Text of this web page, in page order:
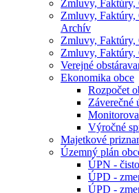
Zmluvy,
Zmluvy, Faktúry,
Archív
Zmluvy, Faktúry,
Zmluvy, Faktúry,
Verejné
Ekonomika obce
Rozpočet
Záverečné
Výročné
Majetkové
Územný plán
ÚPN -
ÚPD -
ÚPD -